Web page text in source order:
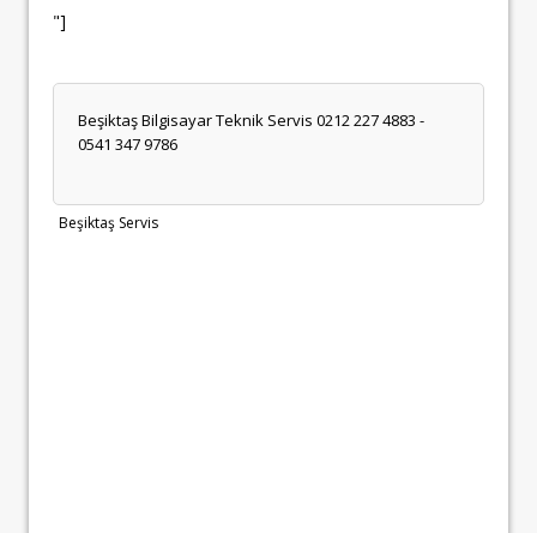
"]
Beşiktaş Bilgisayar Teknik Servis 0212 227 4883 -
0541 347 9786
Beşiktaş Servis